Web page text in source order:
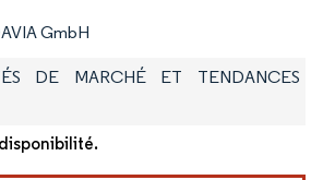
GmbH
DE MARCHÉ ET TENDANCES